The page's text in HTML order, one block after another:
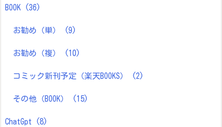
BOOK (36)
お勧め（単） (9)
お勧め（複） (10)
コミック新刊予定（楽天BOOKS） (2)
その他（BOOK） (15)
ChatGpt (8)